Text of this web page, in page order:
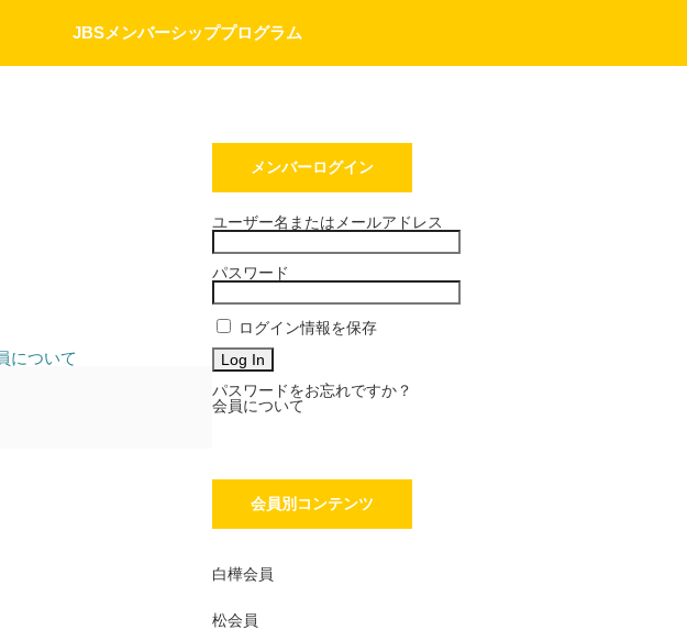
JBSメンバーシッププログラム
について
メンバーログイン
ユーザー名またはメールアドレス
パスワード
ログイン情報を保存
パスワードをお忘れですか？
会員について
会員別コンテンツ
白樺会員
松会員